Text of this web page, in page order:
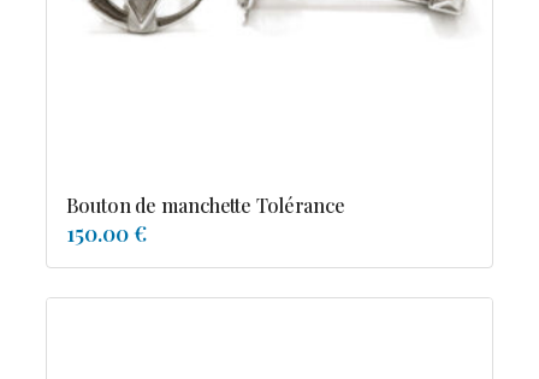
Bouton de manchette Tolérance
150.00 €